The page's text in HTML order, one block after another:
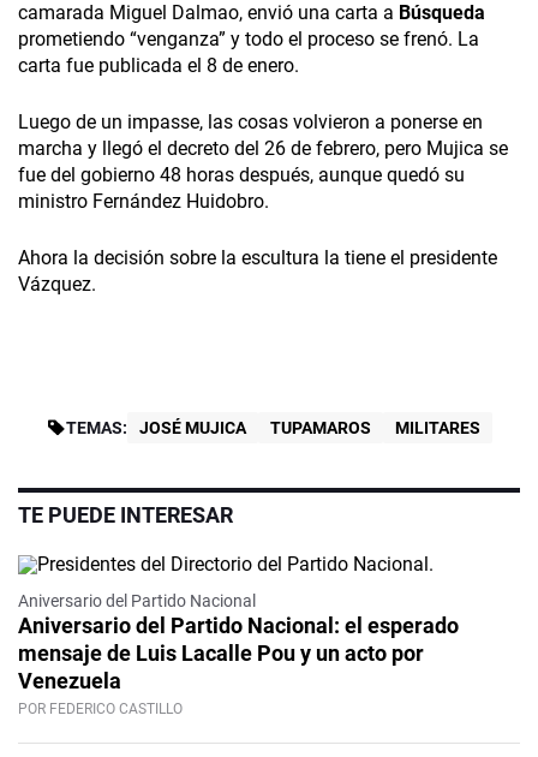
camarada Miguel Dalmao, envió una carta a Búsqueda
prometiendo “venganza” y todo el proceso se frenó. La
carta fue publicada el 8 de enero.
Luego de un impasse, las cosas volvieron a ponerse en
marcha y llegó el decreto del 26 de febrero, pero Mujica se
fue del gobierno 48 horas después, aunque quedó su
ministro Fernández Huidobro.
Ahora la decisión sobre la escultura la tiene el presidente
Vázquez.
TEMAS: JOSÉ MUJICA TUPAMAROS MILITARES
TE PUEDE INTERESAR
Aniversario del Partido Nacional
Aniversario del Partido Nacional: el esperado
mensaje de Luis Lacalle Pou y un acto por
Venezuela
POR FEDERICO CASTILLO